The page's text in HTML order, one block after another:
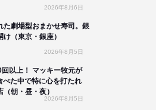
2026年8月6日
た劇場型おまかせ寿司。銀
（東京・銀座）
2026年8月5日
以上！ マッキー牧元が
べた中で特に心を打たれ
朝・昼・夜）
2026年8月5日